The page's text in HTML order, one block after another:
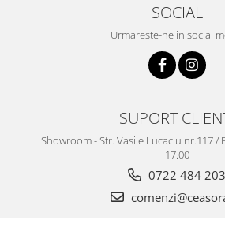
Extractoare Indicatoare
Piese Ceasuri
Surubelnite fine
SOCIAL
Urmareste-ne in social
SUPORT
Showroom - Str. Vasile Lucaciu nr.117 /
17.00
0722 484 203